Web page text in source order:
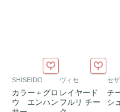
SHISEIDO
カラー＋グロ
ウ エンハン
ヴィセ
レイヤード
フルリ チー
セ
チ
シュ